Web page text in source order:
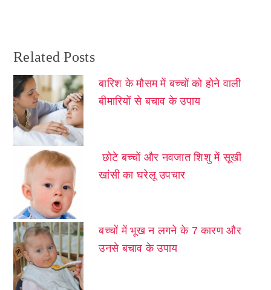
Related Posts
बारिश के मौसम में बच्चों को होने वाली
बीमारियों से बचाव के उपाय
छोटे बच्चों और नवजात शिशु में सूखी
खांसी का घरेलू उपचार
बच्चों में भूख न लगने के 7 कारण और
उनसे बचाव के उपाय